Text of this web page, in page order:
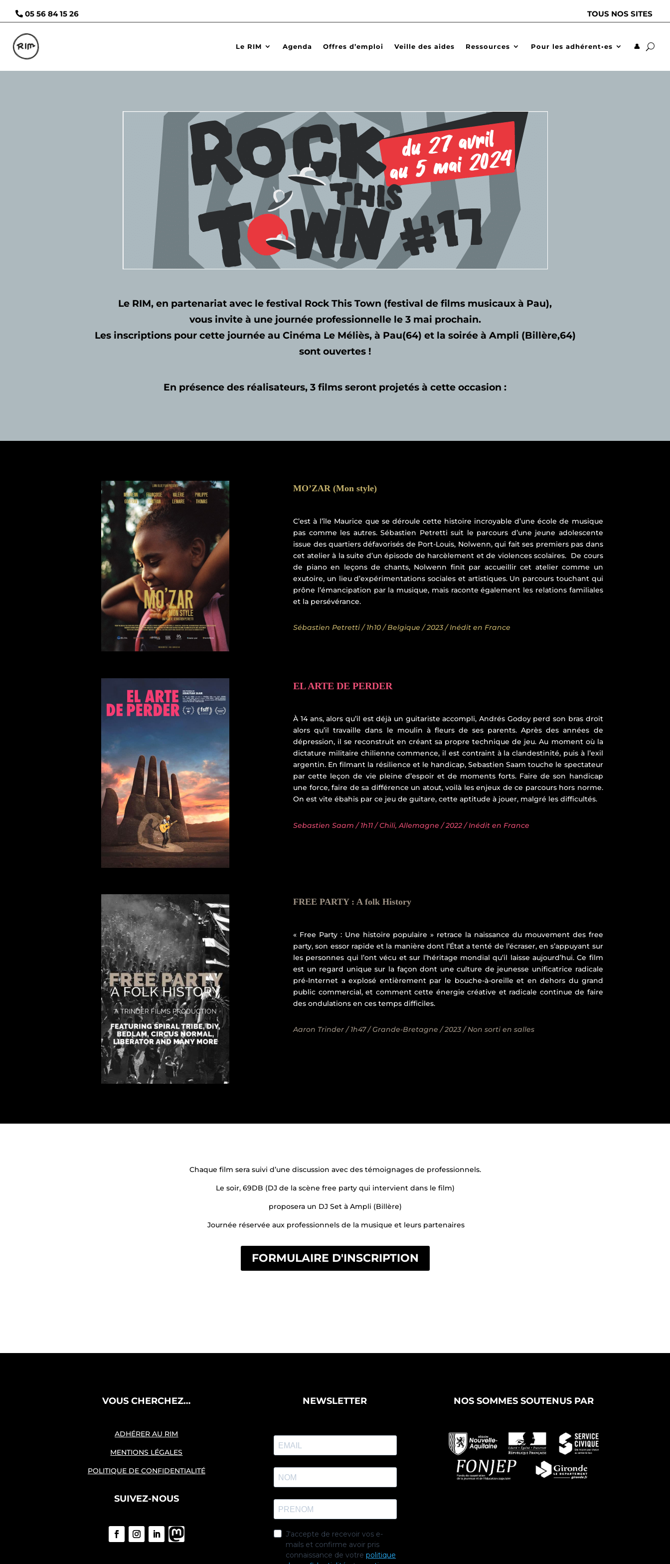
05 56 84 15 26 TOUS NOS SITES
Le RIM Agenda Offres d’emploi Veille des aides Ressources Pour les adhérent•es 👤
Le RIM, en partenariat avec le festival Rock This Town (festival de films musicaux à Pau),
vous invite à une journée professionnelle le 3 mai prochain.
Les inscriptions pour cette journée au Cinéma Le Méliès, à Pau(64) et la soirée à Ampli (Billère,64)
sont ouvertes !
En présence des réalisateurs, 3 films seront projetés à cette occasion :
MO’ZAR(Mon style)
C’est à l’île Maurice que se déroule cette histoire incroyable d’une école de musique
pas comme les autres. Sébastien Petretti suit le parcours d’une jeune adolescente
issue des quartiers défavorisés de Port-Louis, Nolwenn, qui fait ses premiers pas dans
cet atelier à la suite d’un épisode de harcèlement et de violences scolaires. De cours
de piano en leçons de chants, Nolwenn finit par accueillir cet atelier comme un
exutoire, un lieu d’expérimentations sociales et artistiques. Un parcours touchant qui
prône l’émancipation par la musique, mais raconte également les relations familiales
et la persévérance.
Sébastien Petretti / 1h10 / Belgique / 2023 / Inédit en France
EL ARTE DE PERDER
À 14 ans, alors qu’il est déjà un guitariste accompli, Andrés Godoy perd son bras droit
alors qu’il travaille dans le moulin à fleurs de ses parents. Après des années de
dépression, il se reconstruit en créant sa propre technique de jeu. Au moment où la
dictature militaire chilienne commence, il est contraint à la clandestinité, puis à l’exil
argentin. En filmant la résilience et le handicap, Sebastien Saam touche le spectateur
par cette leçon de vie pleine d’espoir et de moments forts. Faire de son handicap
une force, faire de sa différence un atout, voilà les enjeux de ce parcours hors norme.
On est vite ébahis par ce jeu de guitare, cette aptitude à jouer, malgré les difficultés.
Sebastien Saam / 1h11 / Chili, Allemagne / 2022 / Inédit en France
FREE PARTY :A folk History
« Free Party : Une histoire populaire » retrace la naissance du mouvement des free
party, son essor rapide et la manière dont l’État a tenté de l’écraser, en s’appuyant sur
les personnes qui l’ont vécu et sur l’héritage mondial qu’il laisse aujourd’hui. Ce film
est un regard unique sur la façon dont une culture de jeunesse unificatrice radicale
pré-Internet a explosé entièrement par le bouche-à-oreille et en dehors du grand
public commercial, et comment cette énergie créative et radicale continue de faire
des ondulations en ces temps difficiles.
Aaron Trinder / 1h47 / Grande-Bretagne / 2023 / Non sorti en salles
Chaque film sera suivi d’une discussion avec des témoignages de professionnels.
Le soir, 69DB (DJ de la scène free party qui intervient dans le film)
proposera un DJ Set à Ampli (Billère)
Journée réservée aux professionnels de la musique et leurs partenaires
FORMULAIRE D'INSCRIPTION
VOUS CHERCHEZ…
ADHÉRER AU RIM
MENTIONS LÉGALES
POLITIQUE DE CONFIDENTIALITÉ
SUIVEZ-NOUS
NEWSLETTER NOS SOMMES SOUTENUS PAR